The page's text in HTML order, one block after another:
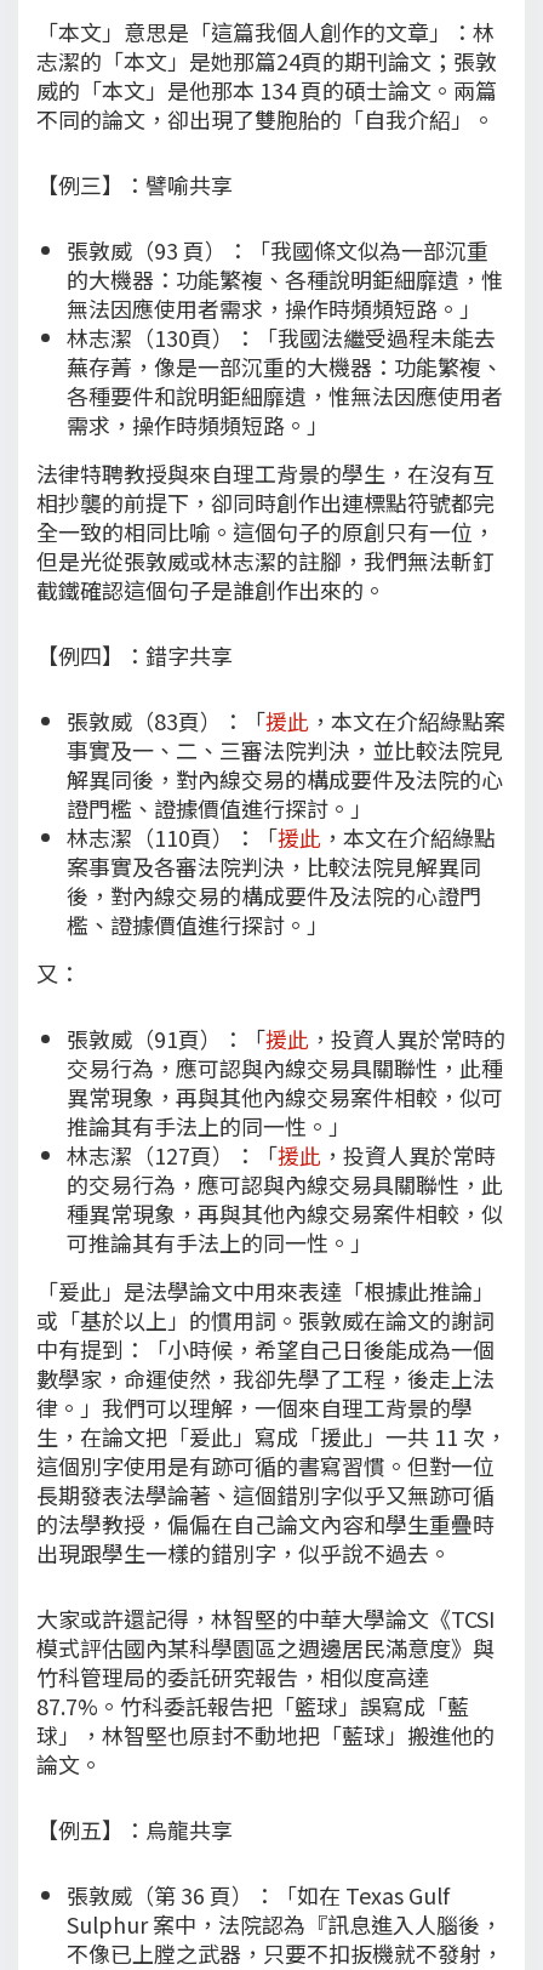
「本文」意思是「這篇我個人創作的文章」：林
志潔的「本文」是她那篇24頁的期刊論文；張敦
威的「本文」是他那本 134 頁的碩士論文。兩篇
不同的論文，卻出現了雙胞胎的「自我介紹」。
【例三】：譬喻共享
張敦威（93 頁）：「我國條文似為一部沉重
的大機器：功能繁複、各種說明鉅細靡遺，惟
無法因應使用者需求，操作時頻頻短路。」
林志潔（130頁）：「我國法繼受過程未能去
蕪存菁，像是一部沉重的大機器：功能繁複、
各種要件和說明鉅細靡遺，惟無法因應使用者
需求，操作時頻頻短路。」
法律特聘教授與來自理工背景的學生，在沒有互
相抄襲的前提下，卻同時創作出連標點符號都完
全一致的相同比喻。這個句子的原創只有一位，
但是光從張敦威或林志潔的註腳，我們無法斬釘
截鐵確認這個句子是誰創作出來的。
【例四】：錯字共享
張敦威（83頁）：「援此 ，本文在介紹綠點案
事實及一、二、三審法院判決，並比較法院見
解異同後，對內線交易的構成要件及法院的心
證門檻、證據價值進行探討。」
林志潔（110頁）：「援此 ，本文在介紹綠點
案事實及各審法院判決，比較法院見解異同
後，對內線交易的構成要件及法院的心證門
檻、證據價值進行探討。」
又：
張敦威（91頁）：「援此 ，投資人異於常時的
交易行為，應可認與內線交易具關聯性，此種
異常現象，再與其他內線交易案件相較，似可
推論其有手法上的同一性。」
林志潔（127頁）：「援此 ，投資人異於常時
的交易行為，應可認與內線交易具關聯性，此
種異常現象，再與其他內線交易案件相較，似
可推論其有手法上的同一性。」
「爰此」是法學論文中用來表達「根據此推論」
或「基於以上」的慣用詞。張敦威在論文的謝詞
中有提到：「小時候，希望自己日後能成為一個
數學家，命運使然，我卻先學了工程，後走上法
律。」我們可以理解，一個來自理工背景的學
生，在論文把「爰此」寫成「援此」一共 11 次，
這個別字使用是有跡可循的書寫習慣。但對一位
長期發表法學論著、這個錯別字似乎又無跡可循
的法學教授，偏偏在自己論文內容和學生重疊時
出現跟學生一樣的錯別字，似乎說不過去。
大家或許還記得，林智堅的中華大學論文《TCSI
模式評估國內某科學園區之週邊居民滿意度》與
竹科管理局的委託研究報告，相似度高達
87.7%。竹科委託報告把「籃球」誤寫成「藍
球」，林智堅也原封不動地把「藍球」搬進他的
論文。
【例五】：烏龍共享
張敦威（第 36 頁）：「如在 Texas Gulf
Sulphur 案中，法院認為『訊息進入人腦後，
不像已上膛之武器，只要不扣扳機就不發射，